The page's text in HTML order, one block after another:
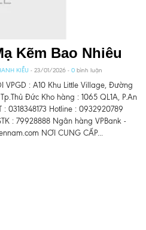
Kẽm Bao Nhiêu
KIỀU - 23/01/2026 - 0 bình luận
VPGD : A10 Khu Little Village, Đường
Đức Kho hàng : 1065 QL1A, P.An
: 0318348173 Hotline : 0932920789
: 79928888 Ngân hàng VPBank -
NƠI CUNG CẤP...